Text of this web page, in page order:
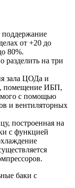
от +20 до
80%.
на три
зала ЦОДа и
помещение ИБП,
с помощью
и вентиляторных
построенная на
с функцией
баки с